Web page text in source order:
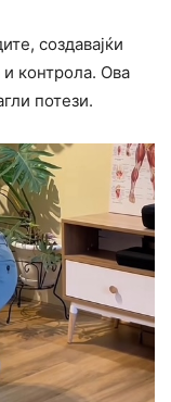
создавајќи
контрола. Ова
потези.